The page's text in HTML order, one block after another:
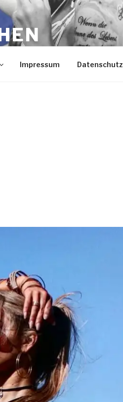
Impressum Datenschutz